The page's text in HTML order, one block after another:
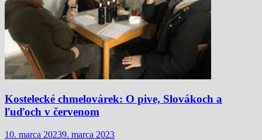
Kostelecké chmelovárek: O pive, Slovákoch a
ľuďoch v červenom
10. marca 20239. marca 2023